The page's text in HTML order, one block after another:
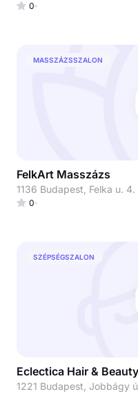
0
MASSZÁZSSZALON
FelkArt Masszázs
1136 Budapest, Felka u. 4.
0
SZÉPSÉGSZALON
Eclectica Hair &
1221 Budapest, Jobbágy